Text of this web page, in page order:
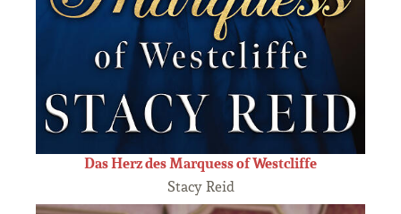
Das Herz des Marquess of Westcliffe
Stacy Reid